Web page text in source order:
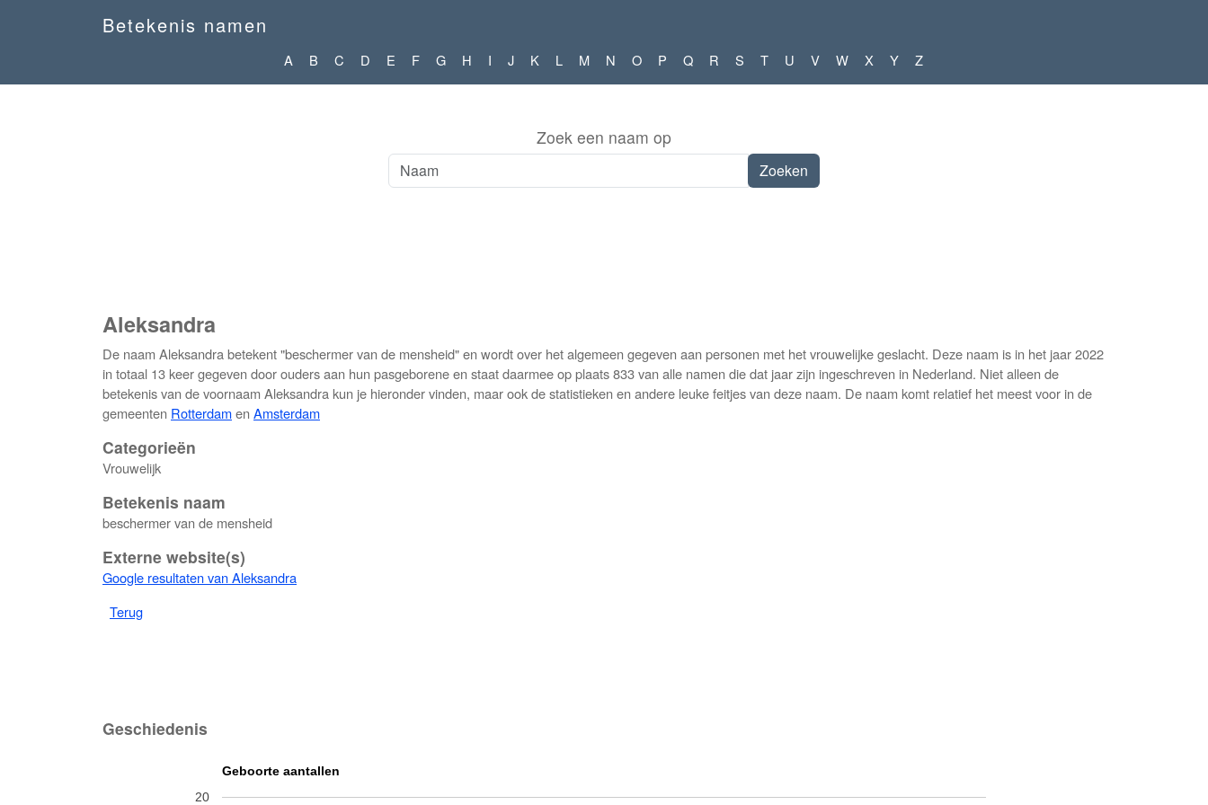
Betekenis namen
A B C D E F G H I J K L M N O P Q R S T U V W X Y Z
Zoek een naam op
Aleksandra
De naam Aleksandra betekent "beschermer van de mensheid" en wordt over het algemeen gegeven aan personen met het vrouwelijke geslacht. Deze naam is in het jaar 2022
in totaal 13 keer gegeven door ouders aan hun pasgeborene en staat daarmee op plaats 833 van alle namen die dat jaar zijn ingeschreven in Nederland. Niet alleen de
betekenis van de voornaam Aleksandra kun je hieronder vinden, maar ook de statistieken en andere leuke feitjes van deze naam. De naam komt relatief het meest voor in de
gemeenten Rotterdamen Amsterdam
Categorieën
Vrouwelijk
Betekenis naam
beschermer van de mensheid
Externe website(s)
Google resultaten van Aleksandra
Terug
Geschiedenis
Geboorte aantallen
20